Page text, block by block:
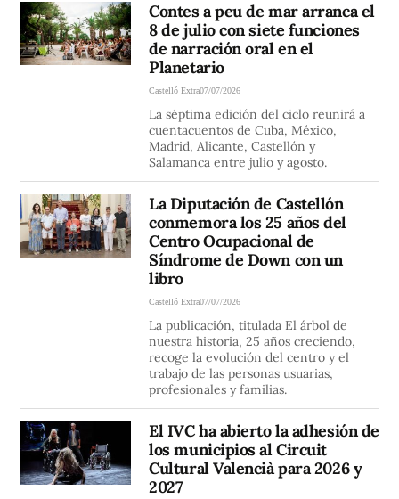
Contes a peu de mar arranca el
8 de julio con siete funciones
de narración oral en el
Planetario
Castelló Extra07/07/2026
La séptima edición del ciclo reunirá a
cuentacuentos de Cuba, México,
Madrid, Alicante, Castellón y
Salamanca entre julio y agosto.
La Diputación de Castellón
conmemora los 25 años del
Centro Ocupacional de
Síndrome de Down con un
libro
Castelló Extra07/07/2026
La publicación, titulada El árbol de
nuestra historia, 25 años creciendo,
recoge la evolución del centro y el
trabajo de las personas usuarias,
profesionales y familias.
El IVC ha abierto la adhesión de
los municipios al Circuit
Cultural Valencià para 2026 y
2027